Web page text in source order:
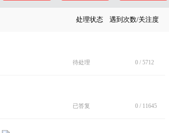
处理状态 遇到次数/关注度
待处理 0 / 5712
已答复 0 / 11645